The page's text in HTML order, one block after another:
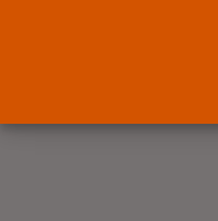
POR